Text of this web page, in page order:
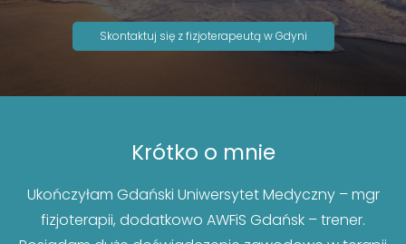
Skontaktuj się z fizjoterapeutą w Gdyni
Krótko o mnie
Ukończyłam Gdański Uniwersytet Medyczny – mgr
fizjoterapii, dodatkowo AWFiS Gdańsk – trener.